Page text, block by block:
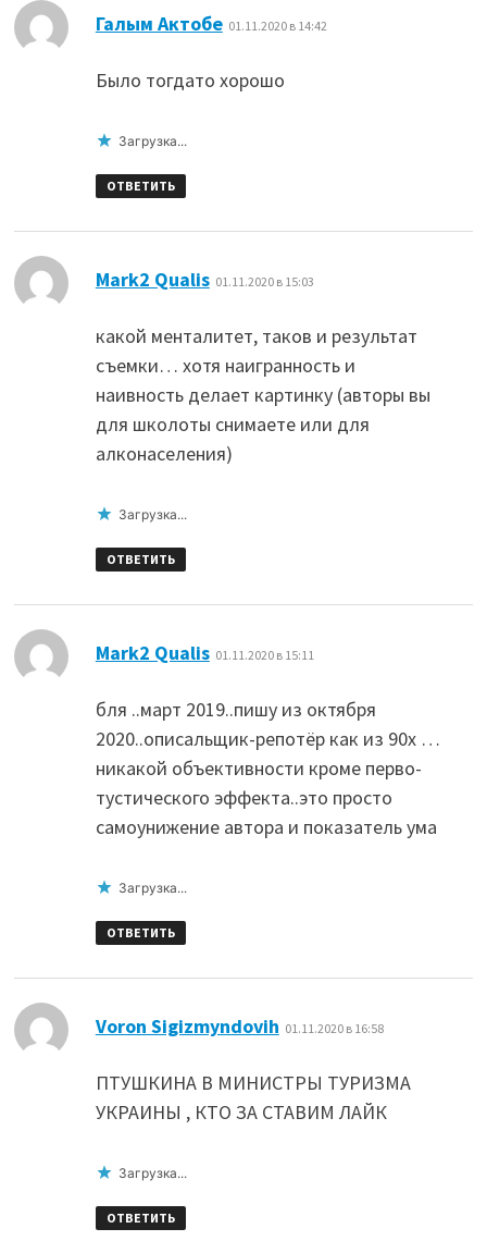
Галым Актобе: 01.11.2020 в 14:42
Было тогдато хорошо
Загрузка...
ОТВЕТИТЬ
Mark2 Qualis: 01.11.2020 в 15:03
какой менталитет, таков и результат
съемки… хотя наигранность и
наивность делает картинку (авторы вы
для школоты снимаете или для
алконаселения)
Загрузка...
ОТВЕТИТЬ
Mark2 Qualis: 01.11.2020 в 15:11
бля ..март 2019..пишу из октября
2020..описальщик-репотёр как из 90х …
никакой объективности кроме перво-
тустического эффекта..это просто
самоунижение автора и показатель ума
Загрузка...
ОТВЕТИТЬ
Voron Sigizmyndovih 01.11.2020 в 16:58
ПТУШКИНА В МИНИСТРЫ ТУРИЗМА
УКРАИНЫ , КТО ЗА СТАВИМ ЛАЙК
Загрузка...
ОТВЕТИТЬ